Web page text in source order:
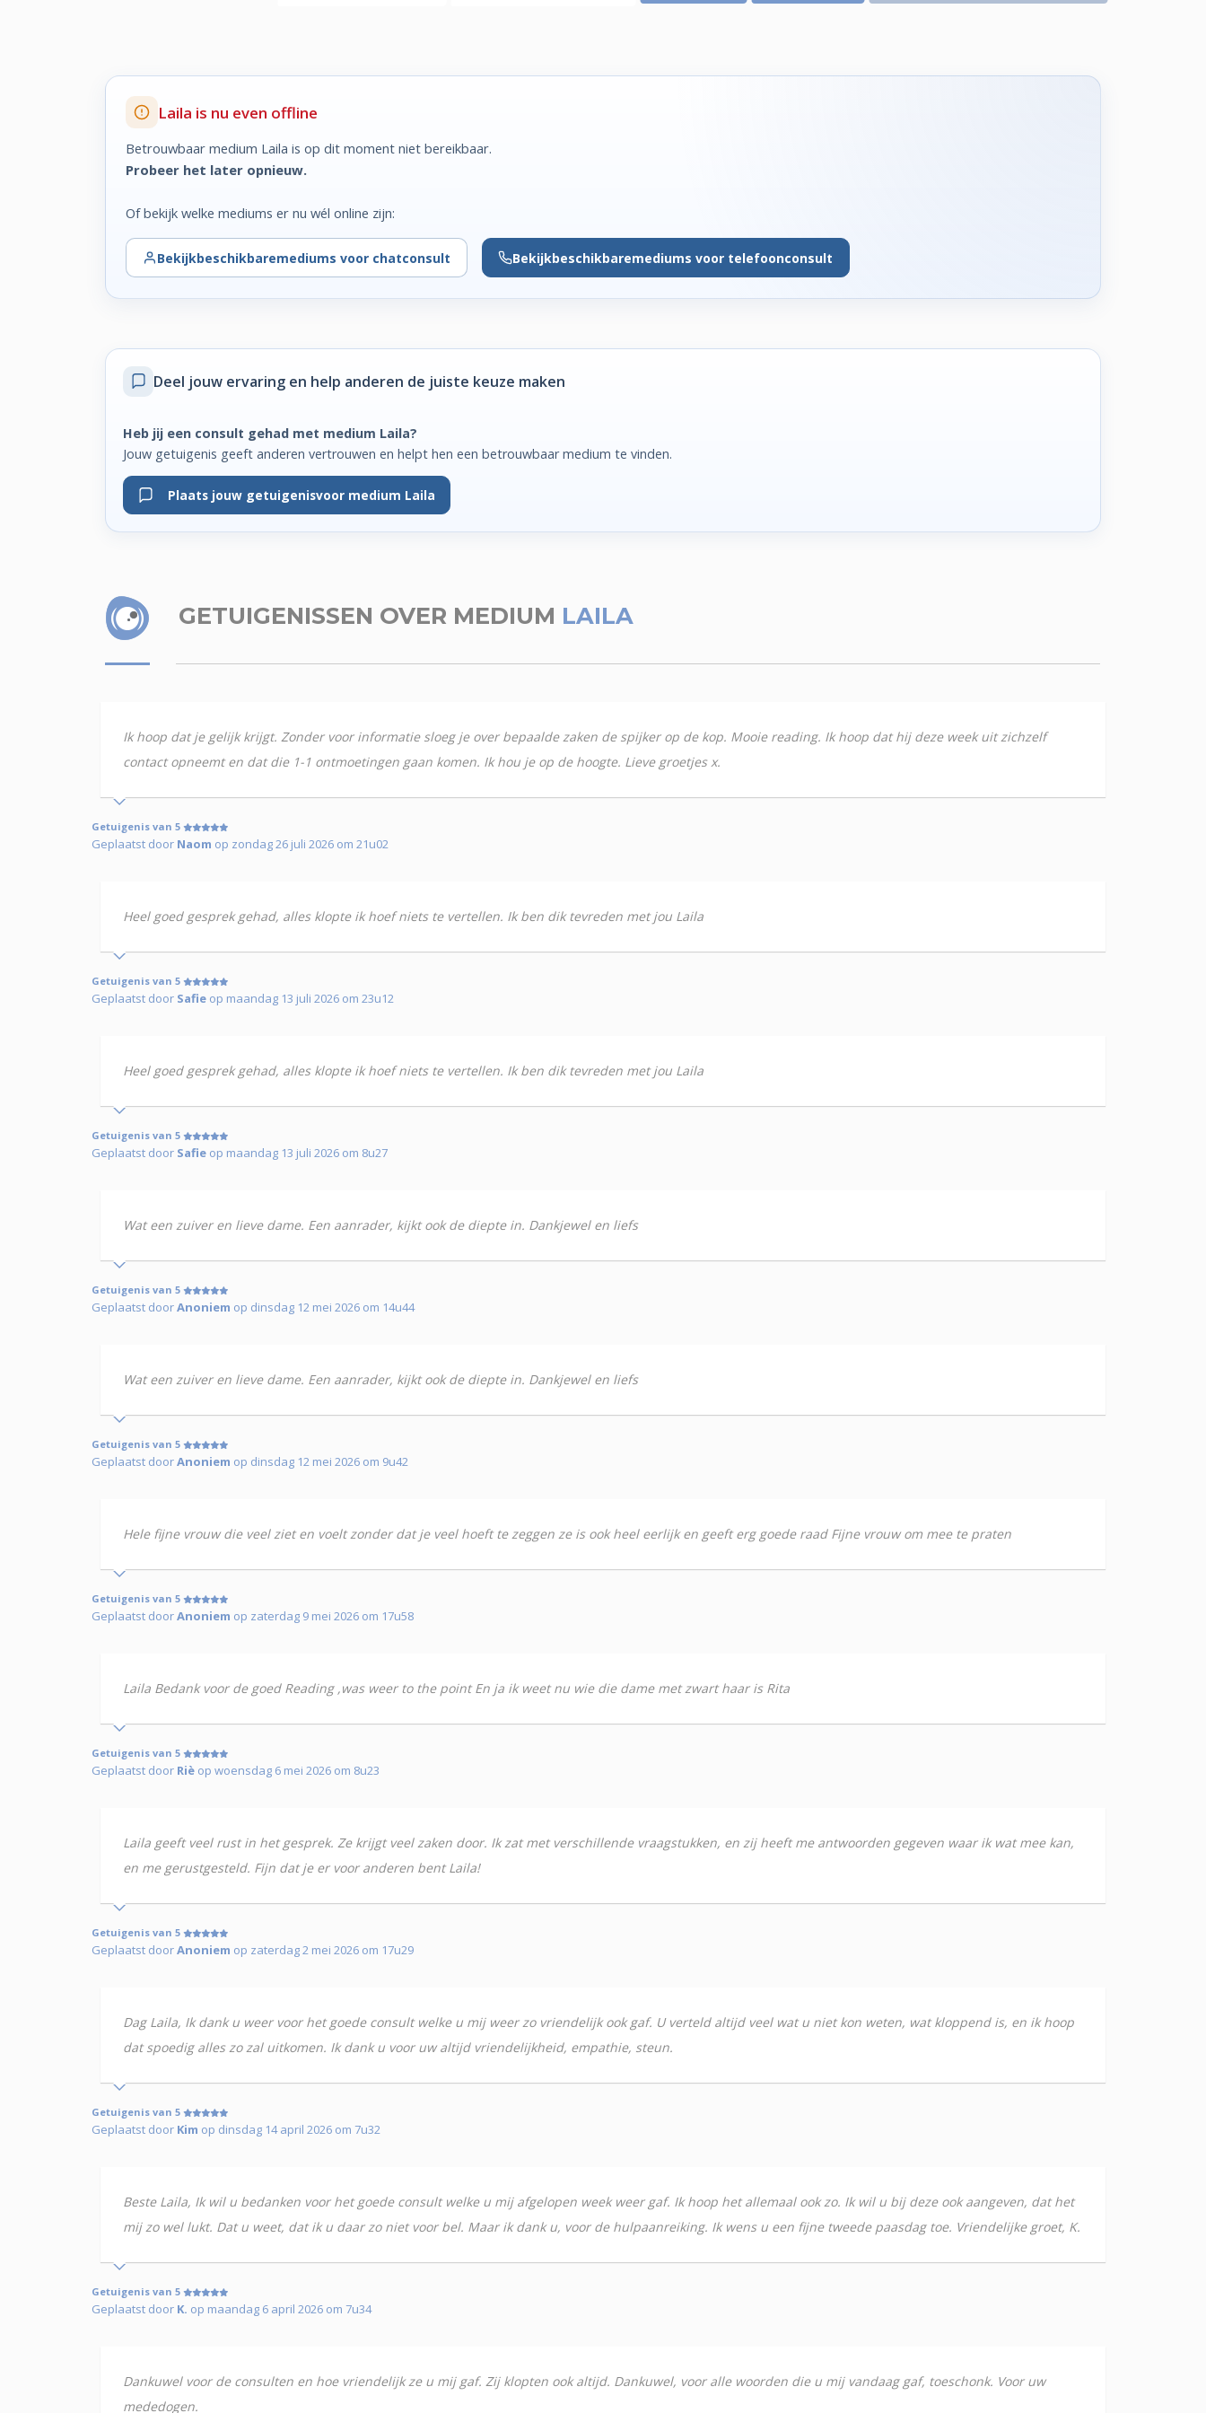
Laila is nu even offline
Betrouwbaar medium Laila is op dit moment niet bereikbaar.
Probeer het later opnieuw.
Of bekijk welke mediums er nu wél online zijn:
Bekijkbeschikbaremediums voor chatconsult Bekijkbeschikbaremediums voor telefoonconsult
Deel jouw ervaring en help anderen de juiste keuze maken
Heb jij een consult gehad met medium Laila?
Jouw getuigenis geeft anderen vertrouwen en helpt hen een betrouwbaar medium te vinden.
Plaats jouw getuigenisvoor medium Laila
GETUIGENISSEN OVER MEDIUM LAILA
Ik hoop dat je gelijk krijgt. Zonder voor informatie sloeg je over bepaalde zaken de spijker op de kop. Mooie reading. Ik hoop dat hij deze week uit zichzelf
contact opneemt en dat die 1-1 ontmoetingen gaan komen. Ik hou je op de hoogte. Lieve groetjes x.
Getuigenis van 5
Geplaatst door Naom op zondag 26 juli 2026 om 21u02
Heel goed gesprek gehad, alles klopte ik hoef niets te vertellen. Ik ben dik tevreden met jou Laila
Getuigenis van 5
Geplaatst door Safie op maandag 13 juli 2026 om 23u12
Heel goed gesprek gehad, alles klopte ik hoef niets te vertellen. Ik ben dik tevreden met jou Laila
Getuigenis van 5
Geplaatst door Safie op maandag 13 juli 2026 om 8u27
Wat een zuiver en lieve dame. Een aanrader, kijkt ook de diepte in. Dankjewel en liefs
Getuigenis van 5
Geplaatst doorAnoniem op dinsdag 12 mei 2026 om 14u44
Wat een zuiver en lieve dame. Een aanrader, kijkt ook de diepte in. Dankjewel en liefs
Getuigenis van 5
Geplaatst doorAnoniem op dinsdag 12 mei 2026 om 9u42
Hele fijne vrouw die veel ziet en voelt zonder dat je veel hoeft te zeggen ze is ook heel eerlijk en geeft erg goede raad Fijne vrouw om mee te praten
Getuigenis van 5
Geplaatst doorAnoniem op zaterdag 9 mei 2026 om 17u58
Laila Bedank voor de goed Reading ,was weer to the point En ja ik weet nu wie die dame met zwart haar is Rita
Getuigenis van 5
Geplaatst door Riè op woensdag 6 mei 2026 om 8u23
Laila geeft veel rust in het gesprek. Ze krijgt veel zaken door. Ik zat met verschillende vraagstukken, en zij heeft me antwoorden gegeven waar ik wat mee kan,
en me gerustgesteld. Fijn dat je er voor anderen bent Laila!
Getuigenis van 5
Geplaatst doorAnoniem op zaterdag 2 mei 2026 om 17u29
Dag Laila, Ik dank u weer voor het goede consult welke u mij weer zo vriendelijk ook gaf. U verteld altijd veel wat u niet kon weten, wat kloppend is, en ik hoop
dat spoedig alles zo zal uitkomen. Ik dank u voor uw altijd vriendelijkheid, empathie, steun.
Getuigenis van 5
Geplaatst door Kim op dinsdag 14 april 2026 om 7u32
Beste Laila, Ik wil u bedanken voor het goede consult welke u mij afgelopen week weer gaf. Ik hoop het allemaal ook zo. Ik wil u bij deze ook aangeven, dat het
mij zo wel lukt. Dat u weet, dat ik u daar zo niet voor bel. Maar ik dank u, voor de hulpaanreiking. Ik wens u een fijne tweede paasdag toe. Vriendelijke groet, K.
Getuigenis van 5
Geplaatst door K. op maandag 6 april 2026 om 7u34
Dankuwel voor de consulten en hoe vriendelijk ze u mij gaf. Zij klopten ook altijd. Dankuwel, voor alle woorden die u mij vandaag gaf, toeschonk. Voor uw
mededogen.